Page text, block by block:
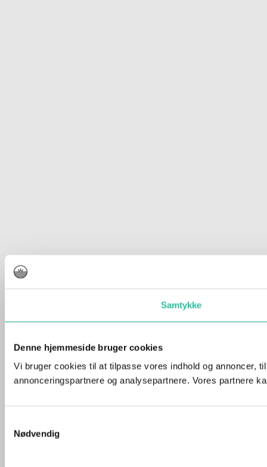
Samtykke
Denne hjemmeside bruger cookies
Vi bruger cookies til at tilpasse vores indhold og annoncer,
annonceringspartnere og analysepartnere. Vores partnere
Nødvendig